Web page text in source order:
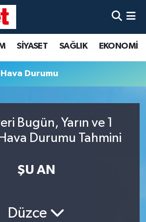
SİYASET SAĞLIK EKONOMİ
Durumu
Bugün, Yarın ve 1
Durumu Tahmini
ŞU AN
Düzce
Durumu
Yoğunluk Haritası